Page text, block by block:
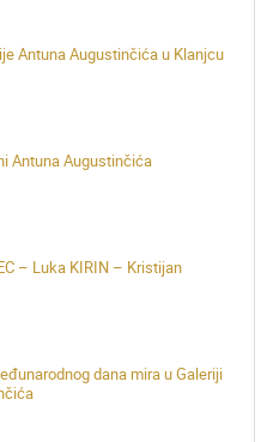
Antuna Augustinčića u Klanjcu
Antuna Augustinčića
– Luka KIRIN – Kristijan
dana mira u Galeriji